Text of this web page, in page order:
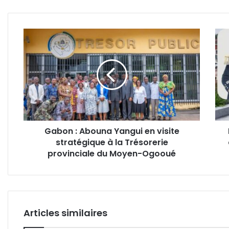
un mouvement de grève
:
Abouna
Yangui
en
visite
stratégique
à
la
Trésorerie
Ogooué
Gabon : Abouna Yangui en visite
stratégique à la Trésorerie
provinciale du Moyen-Ogooué
:
le
Gén.
aux
Articles similaires